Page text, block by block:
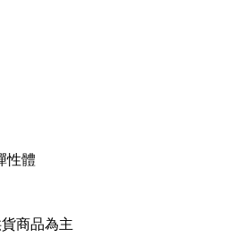
性體
商品為主